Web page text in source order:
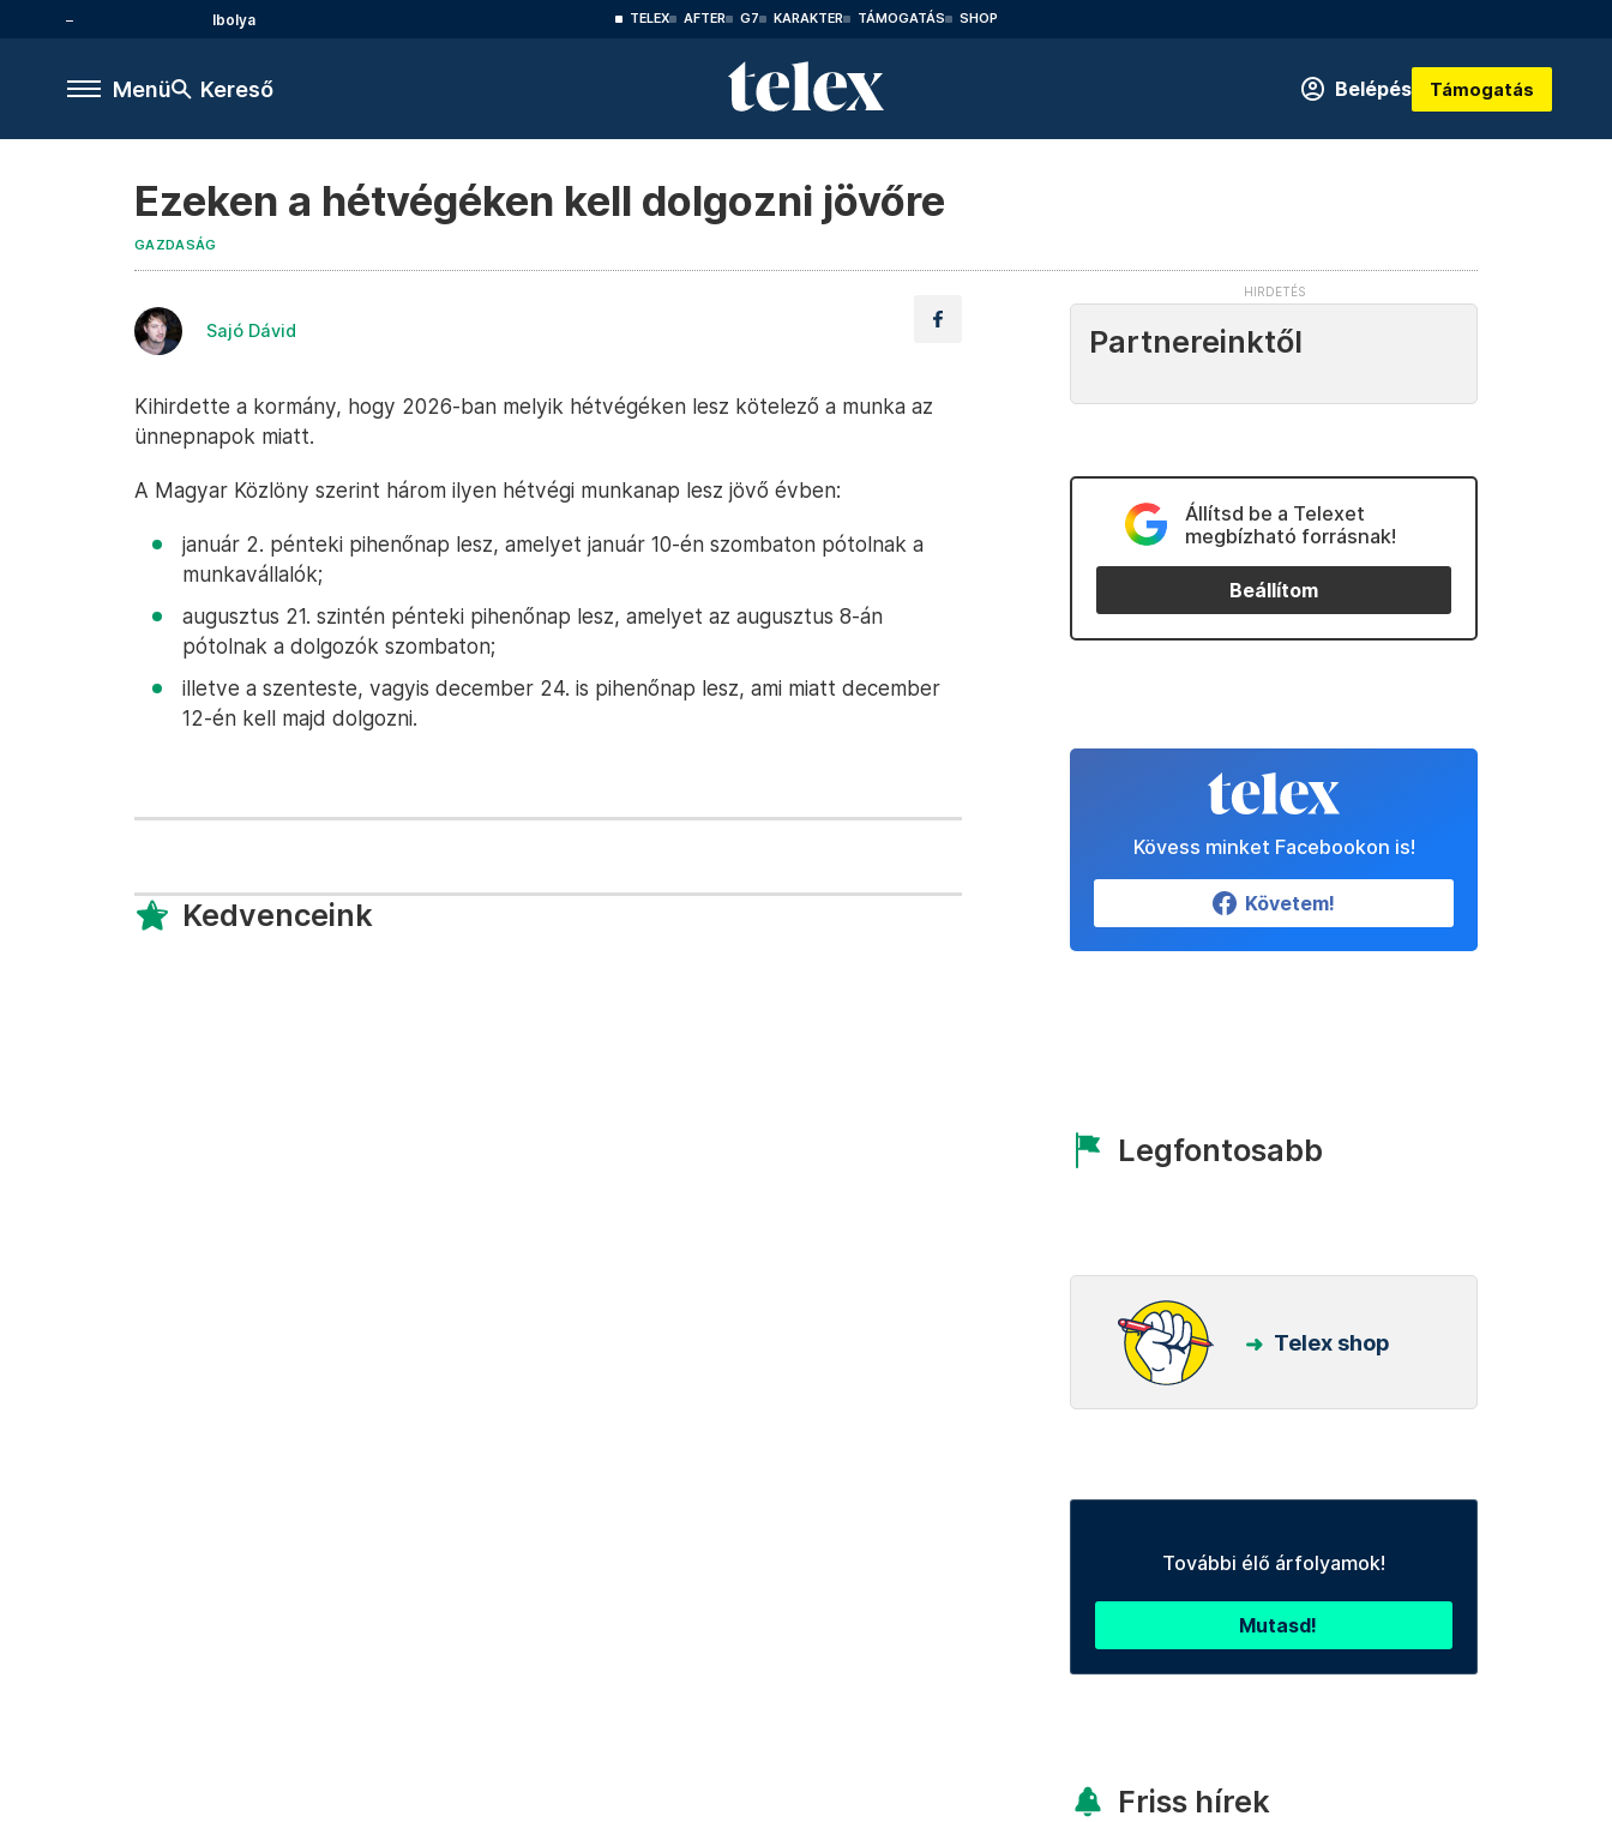
Ibolya TELEX AFTER G7 KARAKTER TÁMOGATÁS SHOP
Menü Kereső Belépés Támogatás
Ezeken a hétvégéken kell dolgozni jövőre
GAZDASÁG
Sajó Dávid
Kihirdette a kormány, hogy 2026-ban melyik hétvégéken lesz kötelező a munka az
ünnepnapok miatt.
A Magyar Közlöny szerint három ilyen hétvégi munkanap lesz jövő évben:
január 2. pénteki pihenőnap lesz, amelyet január 10-én szombaton pótolnak a
munkavállalók;
augusztus 21. szintén pénteki pihenőnap lesz, amelyet az augusztus 8-án
pótolnak a dolgozók szombaton;
illetve a szenteste, vagyis december 24. is pihenőnap lesz, ami miatt december
12-én kell majd dolgozni.
Kedvenceink
Partnereinktől
Állítsd be a Telexet
megbízható forrásnak!
Beállítom
Kövess minket Facebookon is!
Követem!
Legfontosabb
Telex shop
További élő árfolyamok!
Mutasd!
Friss hírek